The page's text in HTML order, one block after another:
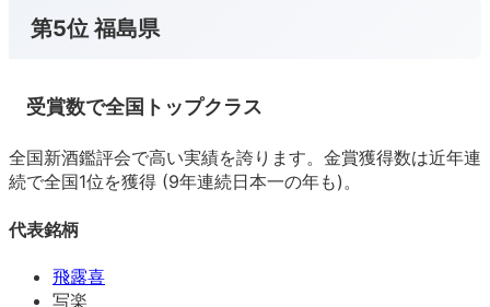
第5位 福島県
受賞数で全国トップクラス
全国新酒鑑評会で高い実績を誇ります。金賞獲得数は近年連
続で全国1位を獲得 (9年連続日本一の年も)。
代表銘柄
飛露喜
写楽